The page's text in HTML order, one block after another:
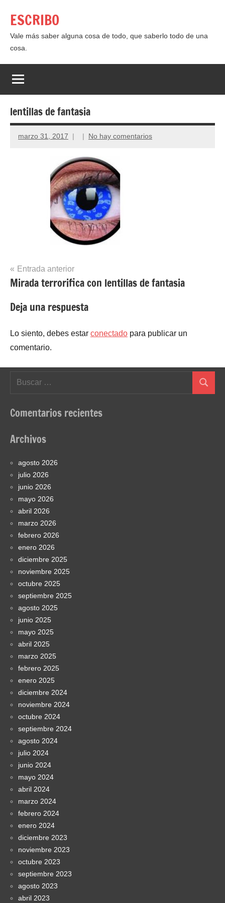
contenido
ESCRIBO
Vale más saber alguna cosa de todo, que saberlo todo de una
cosa.
lentillas de fantasia
marzo 31, 2017 No hay comentarios
Navegación
de
entradas
Entrada anterior
Mirada terrorifica con lentillas de fantasia
Deja una respuesta
Lo siento, debes estar conectado para publicar un
comentario.
Buscar
Comentarios recientes
Archivos
agosto 2026
julio 2026
junio 2026
mayo 2026
abril 2026
marzo 2026
febrero 2026
enero 2026
diciembre 2025
noviembre 2025
octubre 2025
septiembre 2025
agosto 2025
junio 2025
mayo 2025
abril 2025
marzo 2025
febrero 2025
enero 2025
diciembre 2024
noviembre 2024
octubre 2024
septiembre 2024
agosto 2024
julio 2024
junio 2024
mayo 2024
abril 2024
marzo 2024
febrero 2024
enero 2024
diciembre 2023
noviembre 2023
octubre 2023
septiembre 2023
agosto 2023
abril 2023